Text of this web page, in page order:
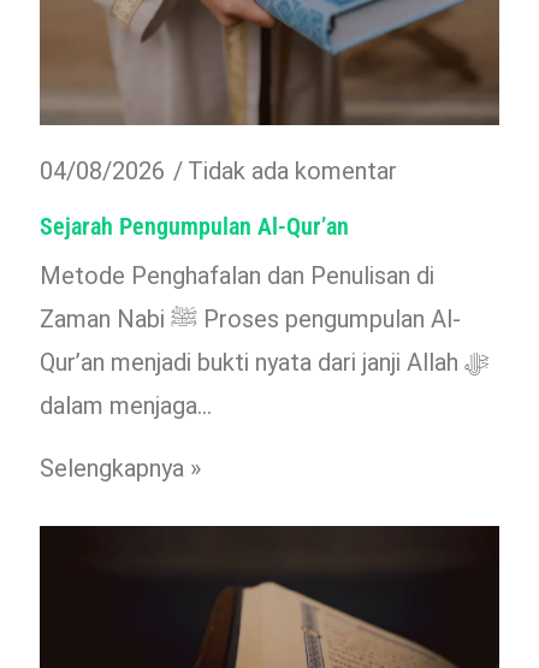
04/08/2026
Tidak ada komentar
Sejarah Pengumpulan Al-Qur’an
Metode Penghafalan dan Penulisan di
Zaman Nabi ﷺ Proses pengumpulan Al-
Qur’an menjadi bukti nyata dari janji Allah ﷻ
dalam menjaga…
Selengkapnya »